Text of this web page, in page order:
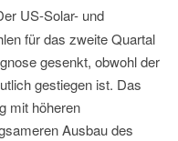
US-Solar- und
für das zweite Quartal
gesenkt, obwohl der
gestiegen ist. Das
mit höheren
Ausbau des